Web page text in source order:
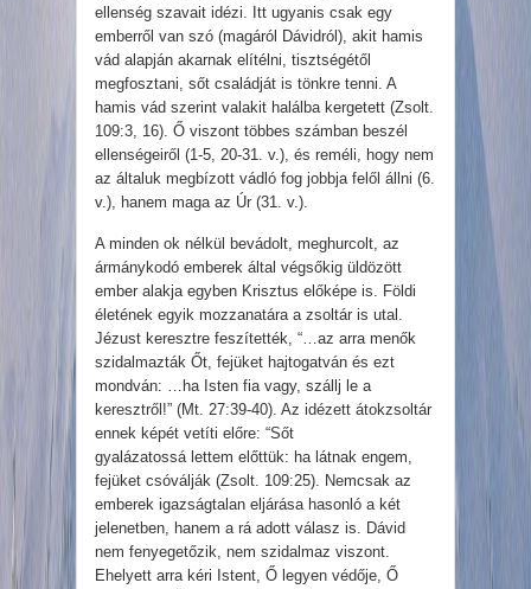
ellenség szavait idézi. Itt ugyanis csak egy
emberről van szó (magáról Dávidról), akit hamis
vád alapján akarnak elítélni, tisztségétől
megfosztani, sőt családját is tönkre tenni. A
hamis vád szerint valakit halálba kergetett (Zsolt.
109:3, 16). Ő viszont többes számban beszél
ellenségeiről (1-5, 20-31. v.), és reméli, hogy nem
az általuk megbízott vádló fog jobbja felől állni (6.
v.), hanem maga az Úr (31. v.).
A minden ok nélkül bevádolt, meghurcolt, az
ármánykodó emberek által végsőkig üldözött
ember alakja egyben Krisztus előképe is. Földi
életének egyik mozzanatára a zsoltár is utal.
Jézust keresztre feszítették, “…az arra menők
szidalmazták Őt, fejüket hajtogatván és ezt
mondván: …ha Isten fia vagy, szállj le a
keresztről!” (Mt. 27:39-40). Az idézett átokzsoltár
ennek képét vetíti előre: “Sőt
gyalázatossá lettem előttük: ha látnak engem,
fejüket csóválják (Zsolt. 109:25). Nemcsak az
emberek igazságtalan eljárása hasonló a két
jelenetben, hanem a rá adott válasz is. Dávid
nem fenyegetőzik, nem szidalmaz viszont.
Ehelyett arra kéri Istent, Ő legyen védője, Ő